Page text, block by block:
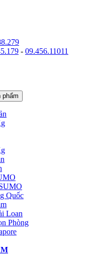
- 09.456.11011
phẩm
Quốc
Loan
Phòng